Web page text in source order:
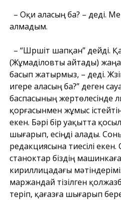
– Оқи аласың ба? – деді.
алмадым.
– “Шүршіт шапқан” дейді.
(Жұмаділовты айтады)
басып жатырмыз, – деді.
игере аласың ба?” деген
баспасының жертөлесінде
қорғасынмен жұмыс
екен. Бәрі бір уақытта
шығарып, есіңді алады.
редакциясына тиесілі
станоктар біздің
кириллицадағы
маржандай тізілген
теріп, қағазға шығарып